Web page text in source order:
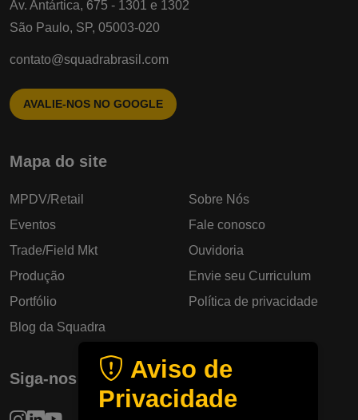
Av. Antártica, 675 - 1301 e 1302
São Paulo, SP, 05003-020
contato@squadrabrasil.com
AVALIE-NOS NO GOOGLE
Mapa do site
MPDV/Retail
Eventos
Trade/Field Mkt
Produção
Portfólio
Blog da Squadra
Sobre Nós
Fale conosco
Ouvidoria
Envie seu Curriculum
Política de privacidade
Siga-nos
Aviso de
Privacidade